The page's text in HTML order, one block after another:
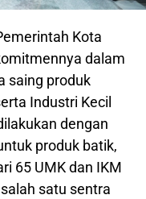
Kota
dalam
saing produk
Industri Kecil
dengan
produk batik,
65 UMK dan IKM
satu sentra